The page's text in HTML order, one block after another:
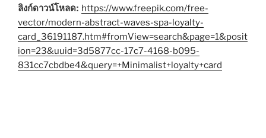
ลิงก์ดาวน์โหลด: https://www.freepik.com/free-
vector/modern-abstract-waves-spa-loyalty-
card_36191187.htm#fromView=search&page=1&posit
ion=23&uuid=3d5877cc-17c7-4168-b095-
831cc7cbdbe4&query=+Minimalist+loyalty+card